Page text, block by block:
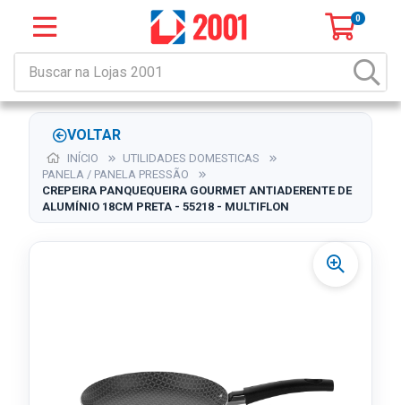
0
VOLTAR
INÍCIO
UTILIDADES DOMESTICAS
PANELA / PANELA PRESSÃO
CREPEIRA PANQUEQUEIRA GOURMET ANTIADERENTE DE
ALUMÍNIO 18CM PRETA - 55218 - MULTIFLON